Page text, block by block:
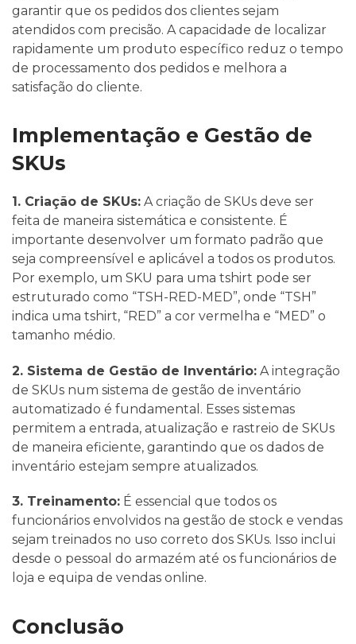
garantir que os pedidos dos clientes sejam
atendidos com precisão. A capacidade de localizar
rapidamente um produto específico reduz o tempo
de processamento dos pedidos e melhora a
satisfação do cliente.
Implementação e Gestão de
SKUs
1. Criação de SKUs: A criação de SKUs deve ser
feita de maneira sistemática e consistente. É
importante desenvolver um formato padrão que
seja compreensível e aplicável a todos os produtos.
Por exemplo, um SKU para uma tshirt pode ser
estruturado como “TSH-RED-MED”, onde “TSH”
indica uma tshirt, “RED” a cor vermelha e “MED” o
tamanho médio.
2. Sistema de Gestão de Inventário: A integração
de SKUs num sistema de gestão de inventário
automatizado é fundamental. Esses sistemas
permitem a entrada, atualização e rastreio de SKUs
de maneira eficiente, garantindo que os dados de
inventário estejam sempre atualizados.
3. Treinamento: É essencial que todos os
funcionários envolvidos na gestão de stock e vendas
sejam treinados no uso correto dos SKUs. Isso inclui
desde o pessoal do armazém até os funcionários de
loja e equipa de vendas online.
Conclusão